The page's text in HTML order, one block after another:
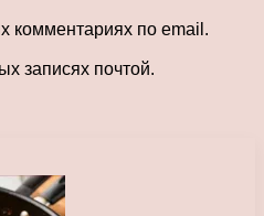
комментариях по email.
записях почтой.